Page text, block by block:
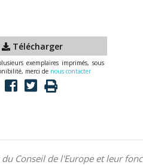
Télécharger
exemplaires imprimés, sous
merci de nous contacter
Conseil de l'Europe et leur